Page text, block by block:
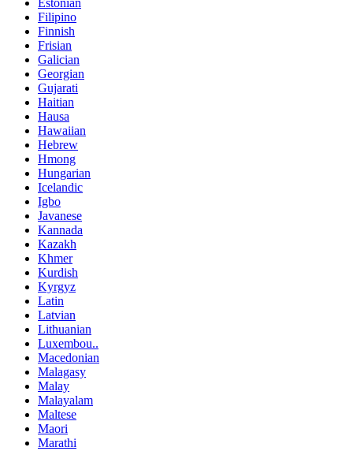
Estonian
Filipino
Finnish
Frisian
Galician
Georgian
Gujarati
Haitian
Hausa
Hawaiian
Hebrew
Hmong
Hungarian
Icelandic
Igbo
Javanese
Kannada
Kazakh
Khmer
Kurdish
Kyrgyz
Latin
Latvian
Lithuanian
Luxembou..
Macedonian
Malagasy
Malay
Malayalam
Maltese
Maori
Marathi